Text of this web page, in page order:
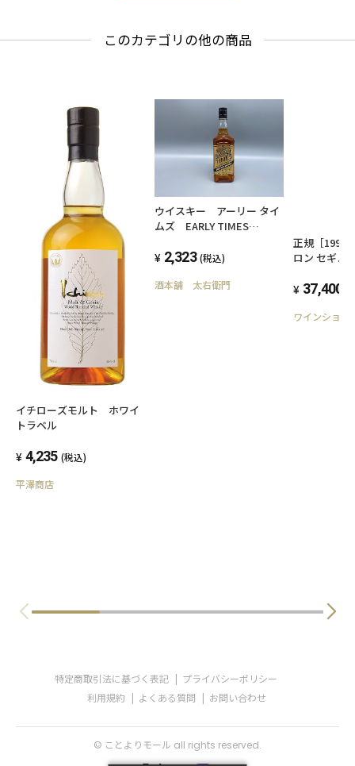
このカテゴリの他の商品
イチローズモルト ホワイ
トラベル
4,235 (税込)
平澤商店
ウイスキー アーリー タイ
ムズ EARLY TIMES
イスキー
2,323 (税込)
酒本舗 太右衛門
正規［1998
ロン セギュ
ム フルボデ
辛口 カロン
37,400
ワインショッ
特定商取引法に基づく表記
プライバシーポリシー
利用規約
よくある質問 お問い合わせ
© ことよりモール all rights reserved.